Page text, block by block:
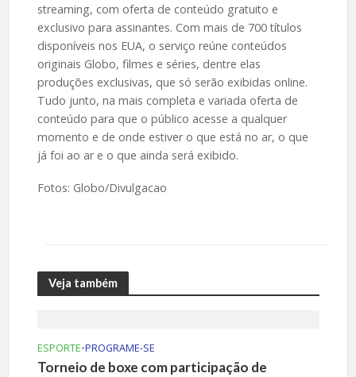
streaming, com oferta de conteúdo gratuito e
exclusivo para assinantes. Com mais de 700 títulos
disponíveis nos EUA, o serviço reúne conteúdos
originais Globo, filmes e séries, dentre elas
produções exclusivas, que só serão exibidas online.
Tudo junto, na mais completa e variada oferta de
conteúdo para que o público acesse a qualquer
momento e de onde estiver o que está no ar, o que
já foi ao ar e o que ainda será exibido.
Fotos: Globo/Divulgacao
Veja também
ESPORTE•PROGRAME-SE
Torneio de boxe com participação de